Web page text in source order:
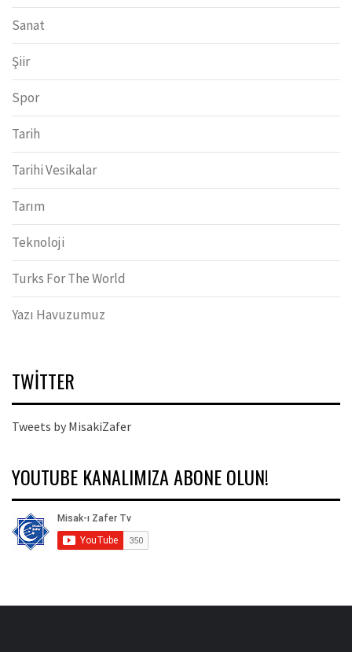
Sanat
Şiir
Spor
Tarih
Tarihi Vesikalar
Tarım
Teknoloji
Turks For The World
Yazı Havuzumuz
TWITTER
Tweets by MisakiZafer
YOUTUBE KANALIMIZA ABONE OLUN!